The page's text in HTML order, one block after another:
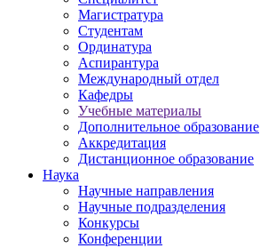
Магистратура
Студентам
Ординатура
Аспирантура
Международный отдел
Кафедры
Учебные материалы
Дополнительное образование
Аккредитация
Дистанционное образование
Наука
Научные направления
Научные подразделения
Конкурсы
Конференции